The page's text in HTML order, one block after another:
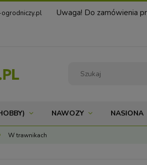
Uwaga! Do zamówienia
NAWOZY NASIONA
W trawnikach